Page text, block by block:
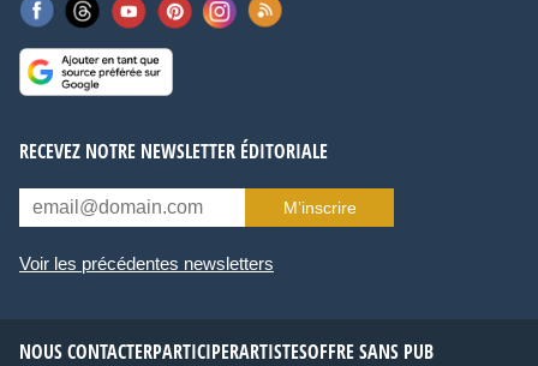
RECEVEZ NOTRE NEWSLETTER ÉDITORIALE
M’inscrire
Voir les précédentes newsletters
NOUS CONTACTERPARTICIPERARTISTESOFFRE SANS PUB